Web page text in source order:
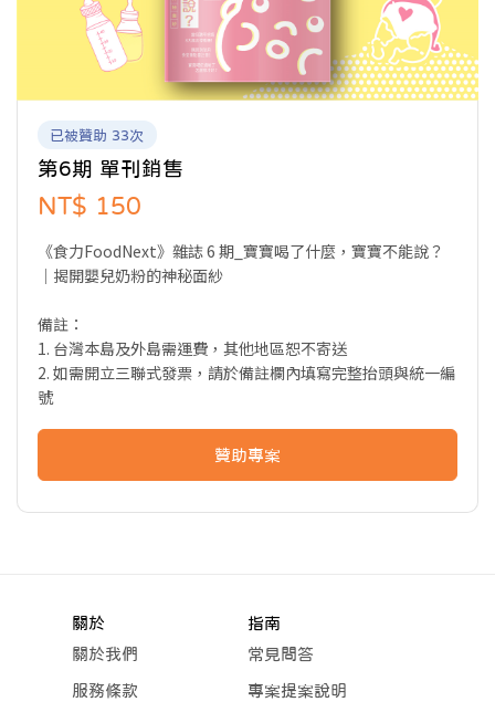
已被贊助 33次
第6期 單刊銷售
NT$ 150
《食力FoodNext》雜誌 6 期_寶寶喝了什麼，寶寶不能說？
｜揭開嬰兒奶粉的神秘面紗
備註：
1. 台灣本島及外島需運費，其他地區恕不寄送
2. 如需開立三聯式發票，請於備註欄內填寫完整抬頭與統一編
號
贊助專案
關於
關於我們
服務條款
指南
常見問答
專案提案說明